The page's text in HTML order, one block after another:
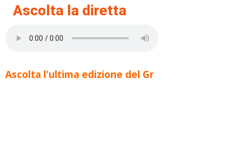
Ascolta la diretta
Ascolta l'ultima edizione del Gr